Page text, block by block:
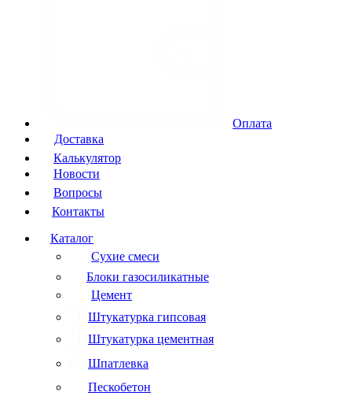
Оплата
Доставка
Калькулятор
Новости
Вопросы
Контакты
Каталог
Сухие смеси
Блоки газосиликатные
Цемент
Штукатурка гипсовая
Штукатурка цементная
Шпатлевка
Пескобетон